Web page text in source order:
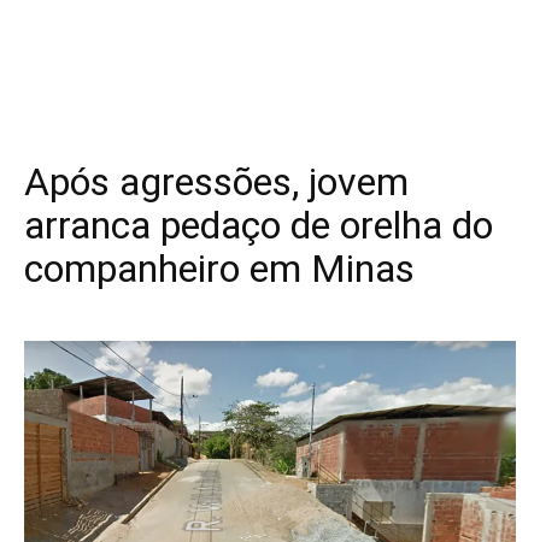
Após agressões, jovem
arranca pedaço de orelha do
companheiro em Minas